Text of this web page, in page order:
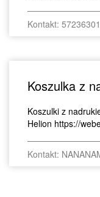
Kontakt:
Koszulka z
Koszulki z
Helion https://
Kontakt: